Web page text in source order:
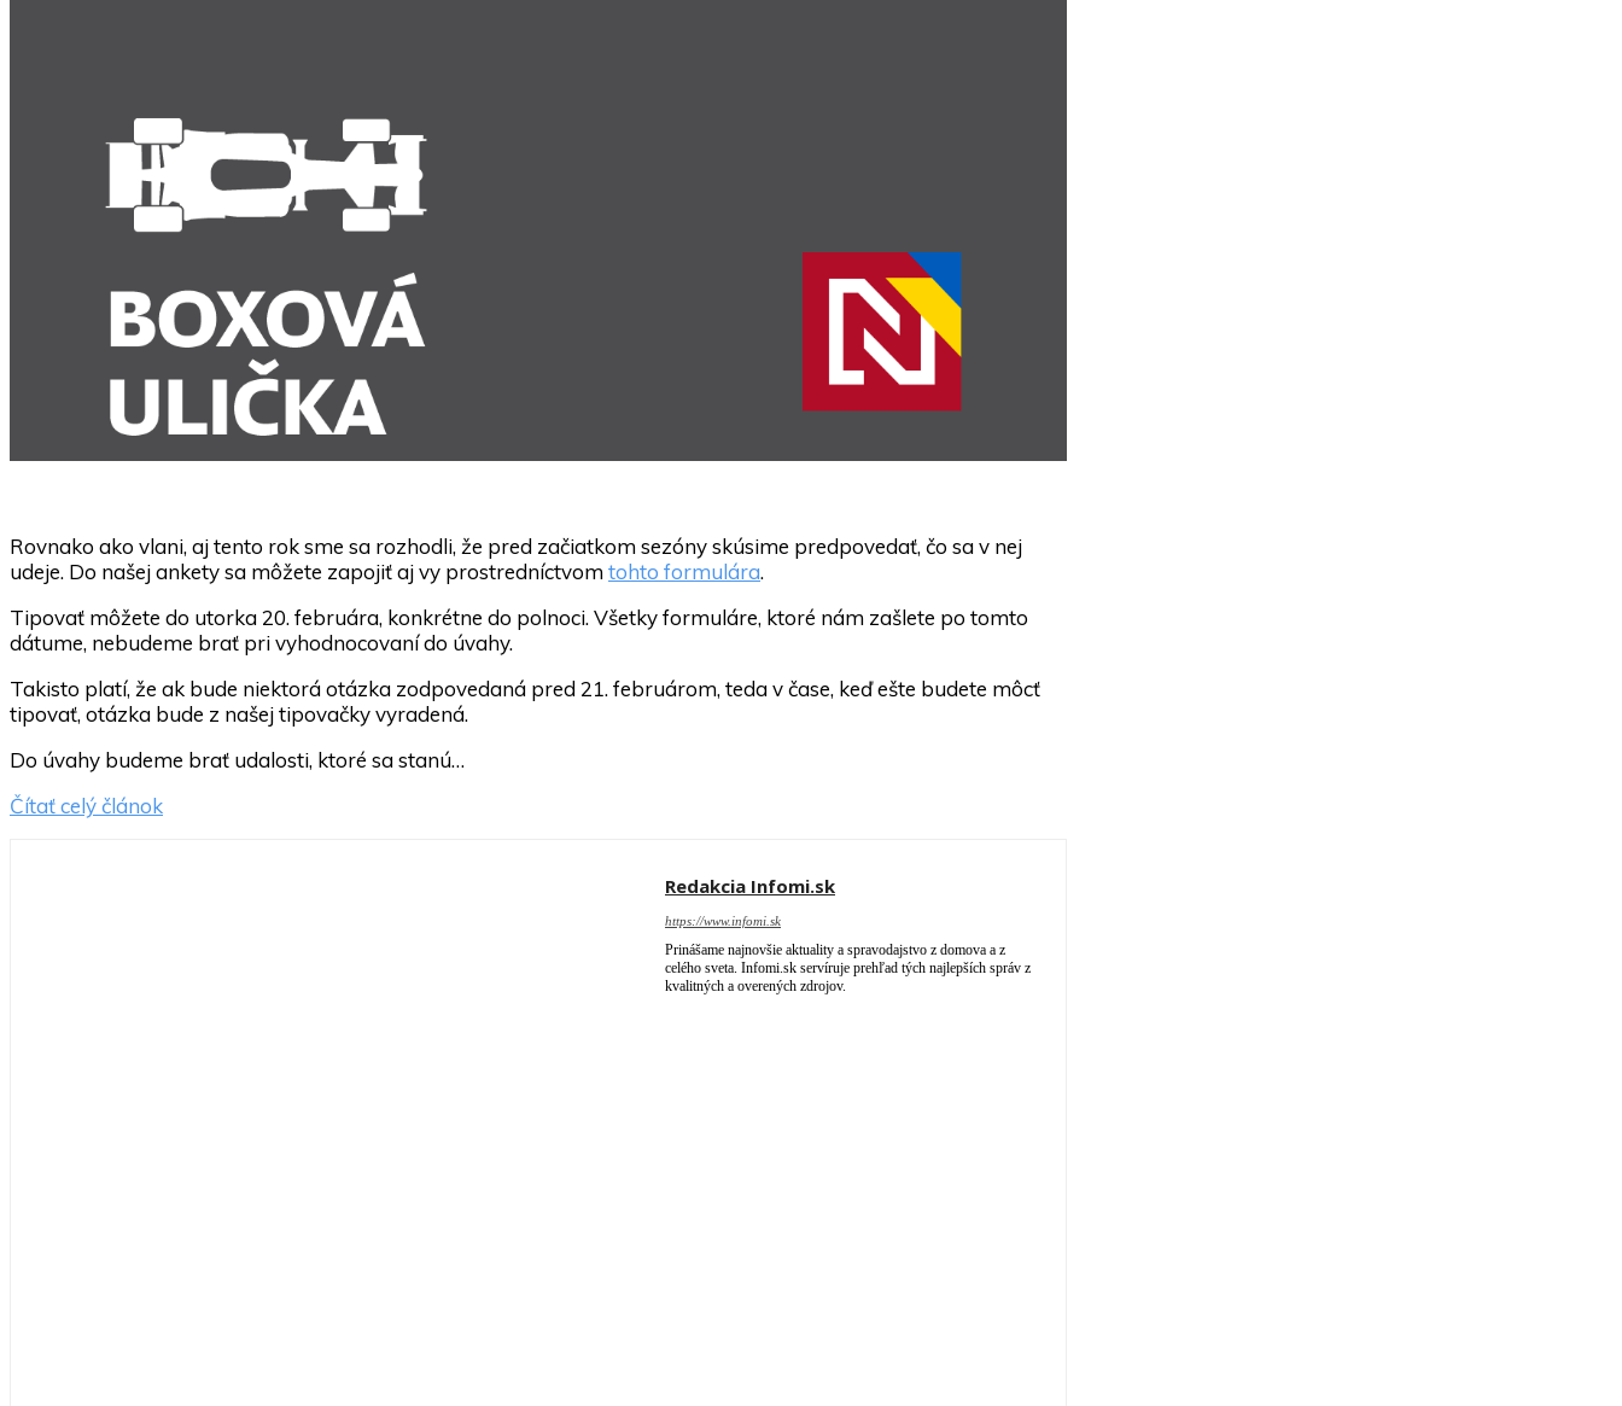
Rovnako ako vlani, aj tento rok sme sa rozhodli, že pred začiatkom sezóny skúsime predpovedať, čo sa v nej
udeje. Do našej ankety sa môžete zapojiť aj vy prostredníctvomtohto formulára.
Tipovať môžete do utorka 20. februára, konkrétne do polnoci. Všetky formuláre, ktoré nám zašlete po tomto
dátume, nebudeme brať pri vyhodnocovaní do úvahy.
Takisto platí, že ak bude niektorá otázka zodpovedaná pred 21. februárom, teda v čase, keď ešte budete môcť
tipovať, otázka bude z našej tipovačky vyradená.
Do úvahy budeme brať udalosti, ktoré sa stanú…
Čítať celý článok
Redakcia Infomi.sk
https://www.infomi.sk
Prinášame najnovšie aktuality a spravodajstvo z domova a z
celého sveta. Infomi.sk servíruje prehľad tých najlepších správ z
kvalitných a overených zdrojov.